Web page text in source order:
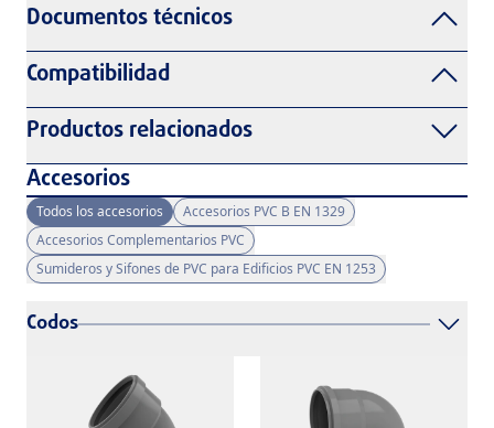
Documentos técnicos
Compatibilidad
Productos relacionados
Accesorios
Todos los accesorios
Accesorios PVC B EN 1329
Accesorios Complementarios PVC
Sumideros y Sifones de PVC para Edificios PVC EN 1253
Codos